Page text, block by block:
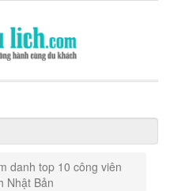
danh top 10 công viên
Nhật Bản